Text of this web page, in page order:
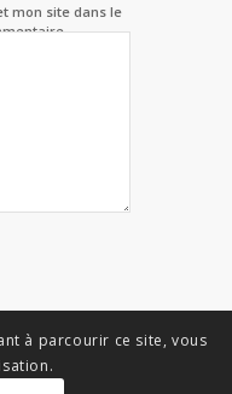
mon site dans le
à parcourir ce site, vous